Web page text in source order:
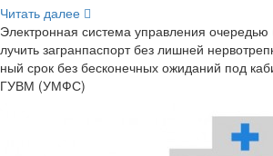
Чи­тать далее
Элек­трон­ная си­сте­ма управ­ле­ния
лу­чить за­гран­пас­порт без лиш­ней
ный срок без бес­ко­неч­ных ожи­да­ний под
ГУВМ (УМФС)